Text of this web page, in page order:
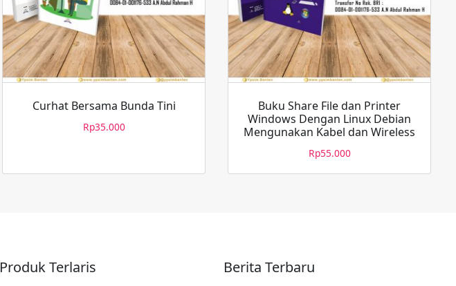
Curhat Bersama Bunda Tini
Rp35.000
Buku Share File dan Printer
Windows Dengan Linux Debian
Mengunakan Kabel dan Wireless
Rp55.000
Produk Terlaris Berita Terbaru